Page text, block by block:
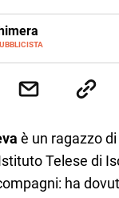
specializzandosi
è un ragazzo
Telese di
ha